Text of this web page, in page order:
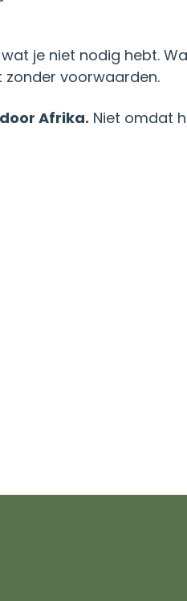
je niet nodig hebt.
voorwaarden.
Afrika. Niet omdat